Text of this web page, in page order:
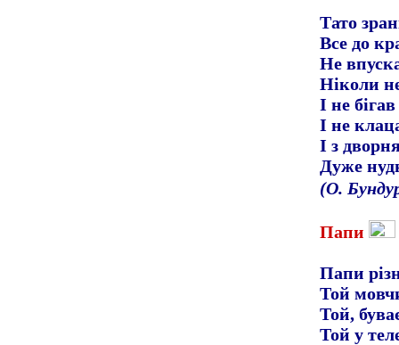
Тато
Все до
Не
Ніколи
І не
І не
І з
Дуже
(О.
Папи
Папи
Той
Той,
Той у